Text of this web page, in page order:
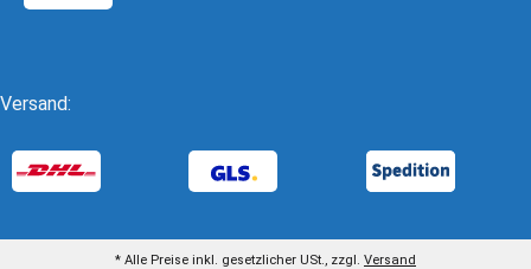
Versand:
* Alle Preise inkl. gesetzlicher USt., zzgl. Versand